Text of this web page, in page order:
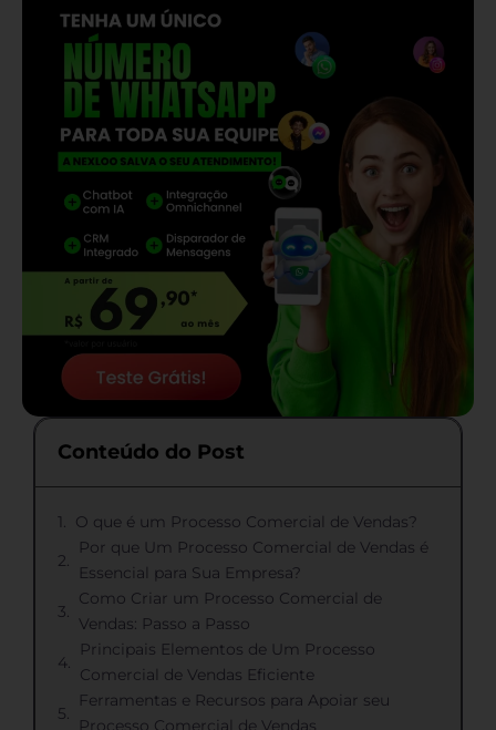
Conteúdo do Post
O que é um Processo Comercial de Vendas?
Por que Um Processo Comercial de Vendas é
Essencial para Sua Empresa?
Como Criar um Processo Comercial de
Vendas: Passo a Passo
Principais Elementos de Um Processo
Comercial de Vendas Eficiente
Ferramentas e Recursos para Apoiar seu
Processo Comercial de Vendas